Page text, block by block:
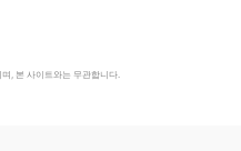
, 본 사이트와는 무관합니다.